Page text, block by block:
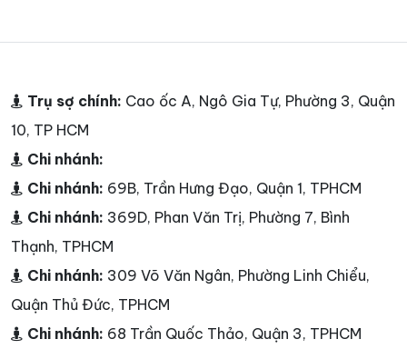
Trụ sợ chính: Cao ốc A, Ngô Gia Tự, Phường 3, Quận
10, TP HCM
Chi nhánh:
Chi nhánh: 69B, Trần Hưng Đạo, Quận 1, TPHCM
Chi nhánh: 369D, Phan Văn Trị, Phường 7, Bình
Thạnh, TPHCM
Chi nhánh: 309 Võ Văn Ngân, Phường Linh Chiểu,
Quận Thủ Đức, TPHCM
Chi nhánh: 68 Trần Quốc Thảo, Quận 3, TPHCM